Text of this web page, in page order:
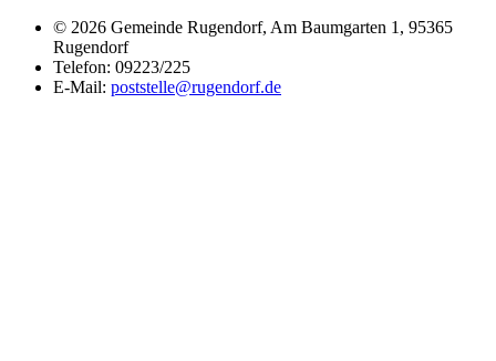
© 2026 Gemeinde Rugendorf, Am Baumgarten 1, 95365
Rugendorf
Telefon: 09223/225
E-Mail: poststelle@rugendorf.de